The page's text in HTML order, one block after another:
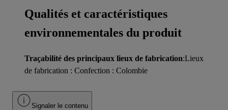
Qualités et caractéristiques
environnementales du produit
Traçabilité des principaux lieux de fabrication:Lieux
de fabrication : Confection : Colombie
Signaler le contenu